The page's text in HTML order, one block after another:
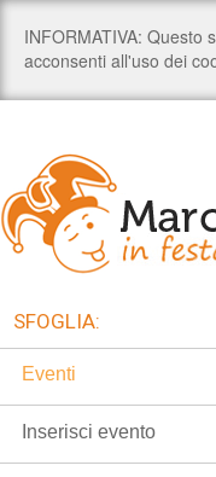
SFOGLIA:
Eventi
Inserisci evento